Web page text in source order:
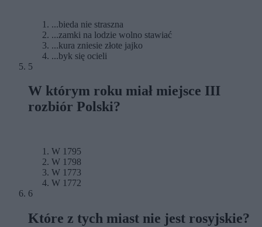
...bieda nie straszna
...zamki na lodzie wolno stawiać
...kura zniesie złote jajko
...byk się ocieli
5
W którym roku miał miejsce III
rozbiór Polski?
W 1795
W 1798
W 1773
W 1772
6
Które z tych miast nie jest rosyjskie?